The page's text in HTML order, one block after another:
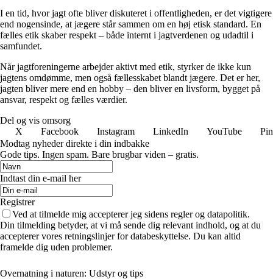
I en tid, hvor jagt ofte bliver diskuteret i offentligheden, er det vigtigere
end nogensinde, at jægere står sammen om en høj etisk standard. En
fælles etik skaber respekt – både internt i jagtverdenen og udadtil i
samfundet.
Når jagtforeningerne arbejder aktivt med etik, styrker de ikke kun
jagtens omdømme, men også fællesskabet blandt jægere. Det er her,
jagten bliver mere end en hobby – den bliver en livsform, bygget på
ansvar, respekt og fælles værdier.
Del og vis omsorg
X
Facebook Instagram LinkedIn YouTube
Modtag nyheder direkte i din indbakke
Gode tips. Ingen spam. Bare brugbar viden – gratis.
Indtast din e-mail her
Registrer
Ved at tilmelde mig accepterer jeg sidens regler og datapolitik.
Din tilmelding betyder, at vi må sende dig relevant indhold, og at du
accepterer vores retningslinjer for databeskyttelse. Du kan altid
framelde dig uden problemer.
Overnatning i naturen: Udstyr og tips